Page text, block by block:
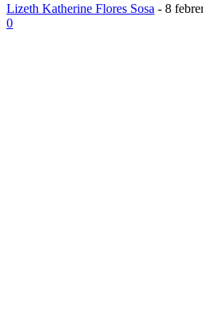
Lizeth Katherine Flores Sosa - 8
0